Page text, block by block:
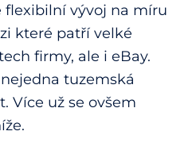
flexibilní vývoj na míru
které patří velké
firmy, ale i eBay.
tuzemská
Více už se ovšem